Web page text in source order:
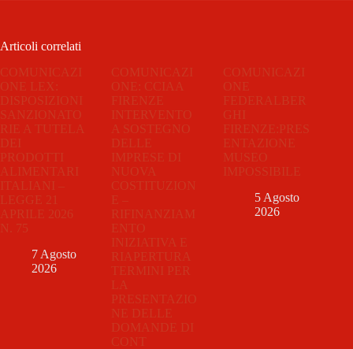
Articoli correlati
COMUNICAZI
ONE LEX:
DISPOSIZIONI
SANZIONATO
RIE A TUTELA
DEI
PRODOTTI
ALIMENTARI
ITALIANI –
LEGGE 21
APRILE 2026
N. 75
7 Agosto
2026
COMUNICAZI
ONE: CCIAA
FIRENZE
INTERVENTO
A SOSTEGNO
DELLE
IMPRESE DI
NUOVA
COSTITUZION
E –
RIFINANZIAM
ENTO
INIZIATIVA E
RIAPERTURA
TERMINI PER
LA
PRESENTAZIO
NE DELLE
DOMANDE DI
CONT
COMUNICAZI
ONE
FEDERALBER
GHI
FIRENZE:PRES
ENTAZIONE
MUSEO
IMPOSSIBILE
5 Agosto
2026